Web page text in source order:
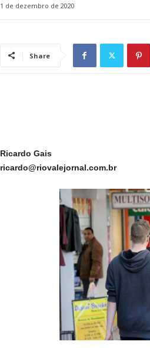
1 de dezembro de 2020
Share
Ricardo Gais
ricardo@riovalejornal.com.br